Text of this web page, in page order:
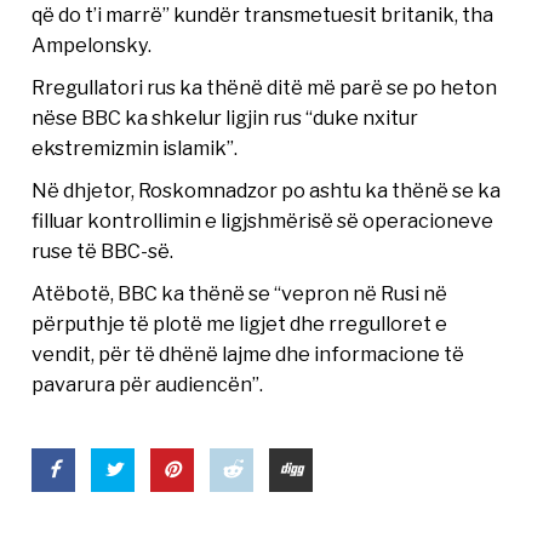
që do t’i marrë” kundër transmetuesit britanik, tha
Ampelonsky.
Rregullatori rus ka thënë ditë më parë se po heton
nëse BBC ka shkelur ligjin rus “duke nxitur
ekstremizmin islamik”.
Në dhjetor, Roskomnadzor po ashtu ka thënë se ka
filluar kontrollimin e ligjshmërisë së operacioneve
ruse të BBC-së.
Atëbotë, BBC ka thënë se “vepron në Rusi në
përputhje të plotë me ligjet dhe rregulloret e
vendit, për të dhënë lajme dhe informacione të
pavarura për audiencën”.